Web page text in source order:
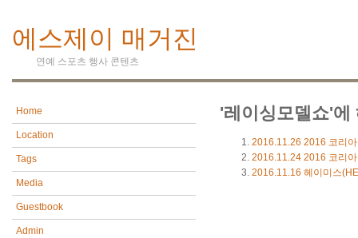
에스제이 매거진
연예 스포츠 행사 콘텐츠
Home
Location
Tags
Media
Guestbook
Admin
'레이싱모델쇼'에
2016.11.26 2016 코리
2016.11.24 2016 코리
2016.11.16 헤이미스